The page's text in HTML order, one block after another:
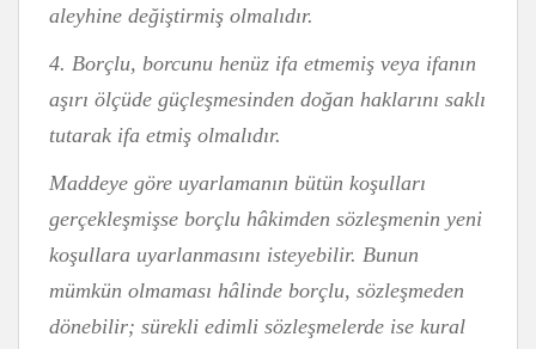
aleyhine değiştirmiş olmalıdır.
4. Borçlu, borcunu henüz ifa etmemiş veya ifanın
aşırı ölçüde güçleşmesinden doğan haklarını saklı
tutarak ifa etmiş olmalıdır.
Maddeye göre uyarlamanın bütün koşulları
gerçekleşmişse borçlu hâkimden sözleşmenin yeni
koşullara uyarlanmasını isteyebilir. Bunun
mümkün olmaması hâlinde borçlu, sözleşmeden
dönebilir; sürekli edimli sözleşmelerde ise kural